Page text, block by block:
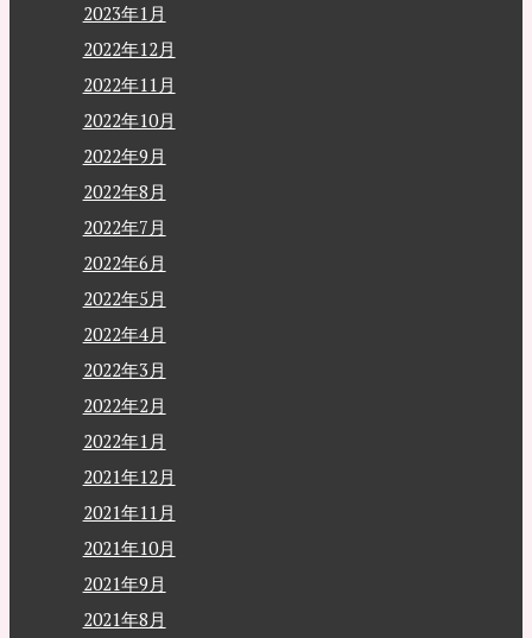
2023年1月
2022年12月
2022年11月
2022年10月
2022年9月
2022年8月
2022年7月
2022年6月
2022年5月
2022年4月
2022年3月
2022年2月
2022年1月
2021年12月
2021年11月
2021年10月
2021年9月
2021年8月